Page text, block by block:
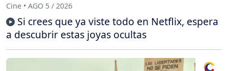
Cine • AGO 5 / 2026
Si crees que ya viste todo en Netflix, espera
a descubrir estas joyas ocultas